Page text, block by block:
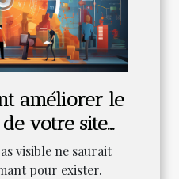
améliorer le
votre site
visible ne saurait
pour exister.